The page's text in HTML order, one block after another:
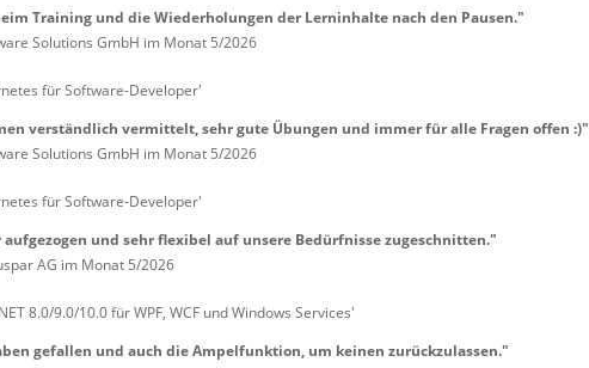
Training und die Wiederholungen der Lerninhalte nach den Pausen."
Solutions GmbH im Monat 5/2026
für Software-Developer'
verständlich vermittelt, sehr gute Übungen und immer für alle Fragen offen :)"
Solutions GmbH im Monat 5/2026
für Software-Developer'
und sehr flexibel auf unsere Bedürfnisse zugeschnitten."
AG im Monat 5/2026
8.0/9.0/10.0 für WPF, WCF und Windows Services'
gefallen und auch die Ampelfunktion, um keinen zurückzulassen."